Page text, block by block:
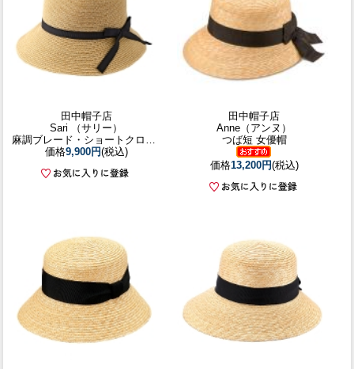
田中帽子店
Sari （サリー）
麻調ブレード・ショートクロッシェ
価格9,900円(税込)
田中帽子店
Anne（アンヌ）
つば短 女優帽
価格13,200円(税込)